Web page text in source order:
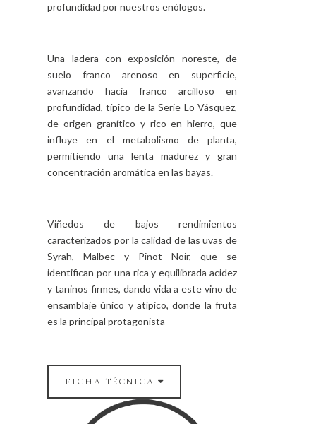
profundidad por nuestros enólogos.
Una ladera con exposición noreste, de
suelo franco arenoso en superficie,
avanzando hacia franco arcilloso en
profundidad, típico de la Serie Lo Vásquez,
de origen granítico y rico en hierro, que
influye en el metabolismo de planta,
permitiendo una lenta madurez y gran
concentración aromática en las bayas.
Viñedos de bajos rendimientos
caracterizados por la calidad de las uvas de
Syrah, Malbec y Pinot Noir, que se
identifican por una rica y equilibrada acidez
y taninos firmes, dando vida a este vino de
ensamblaje único y atípico, donde la fruta
es la principal protagonista
FICHA TÉCNICA